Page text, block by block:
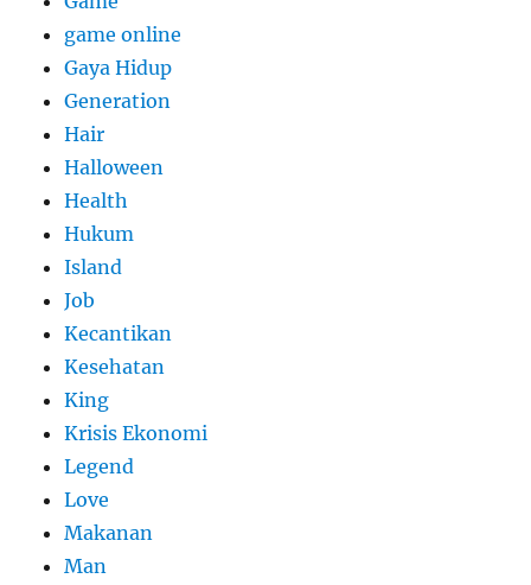
game online
Gaya Hidup
Generation
Hair
Halloween
Health
Hukum
Island
Job
Kecantikan
Kesehatan
King
Krisis Ekonomi
Legend
Love
Makanan
Man